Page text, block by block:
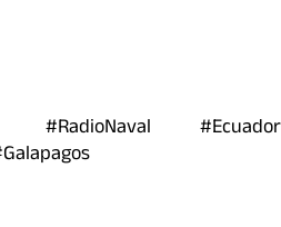
#RadioNaval #Ecuador